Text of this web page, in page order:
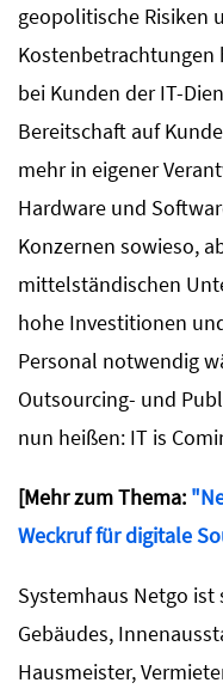
geopolitische Risiken
Kostenbetrachtungen
bei Kunden der IT-
Bereitschaft auf
mehr in eigener
Hardware und
Konzernen sowieso,
mittelständischen
hohe Investitionen
Personal notwendig
Outsourcing- und
nun heißen: IT is
[Mehr zum Thema:
Weckruf für digitale
Systemhaus Netgo
Gebäudes,
Hausmeister,